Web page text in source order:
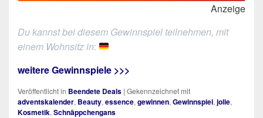
Anzeige
Du kannst bei diesem Gewinnspiel teilnehmen, mit
einem Wohnsitz in:
weitere Gewinnspiele >>>
Veröffentlicht in Beendete Deals | Gekennzeichnet mit
adventskalender, Beauty, essence, gewinnen, Gewinnspiel, jolie,
Kosmetik, Schnäppchengans